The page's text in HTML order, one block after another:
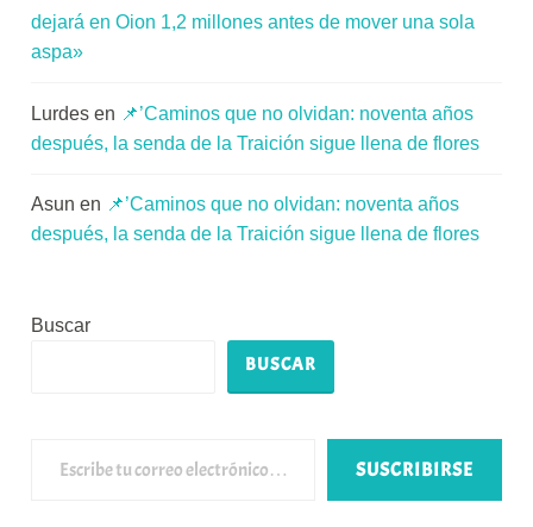
dejará en Oion 1,2 millones antes de mover una sola
aspa»
Lurdes en 📌’Caminos que no olvidan: noventa años
después, la senda de la Traición sigue llena de flores
Asun en 📌’Caminos que no olvidan: noventa años
después, la senda de la Traición sigue llena de flores
Buscar
BUSCAR
SUSCRIBIRSE